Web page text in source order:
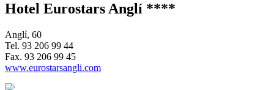
Hotel Eurostars Anglí ****
Anglí, 60
Tel. 93 206 99 44
Fax. 93 206 99 45
www.eurostarsangli.com